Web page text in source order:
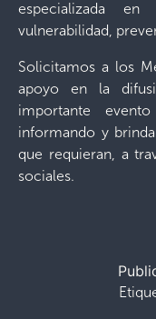
especializada
vulnerabilidad,
Solicitamos a los
apoyo en la
importante
informando y
que requieran, a
sociales.